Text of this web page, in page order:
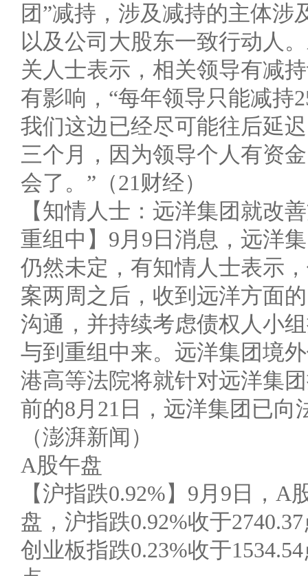
团”减持，涉及减持的主体
以及公司大股东一致行动人
关人士表示，相关领导有减
有影响，“每年领导只能减持
我们这边已经尽可能往后延
三个月，因为领导个人有资
会了。”（21财经）
【知情人士：远洋集团就改
重组中】9月9日消息，远洋
仍然未定，有知情人士表示
案两周之后，收到远洋方面
沟通，并持续考虑债权人小
与到重组中来。远洋集团境
港高等法院将就针对远洋集
前的8月21日，远洋集团已
（澎湃新闻）
A股午盘
【沪指跌0.92%】9月9日，
盘，沪指跌0.92%收于
创业板指跌0.23%收于